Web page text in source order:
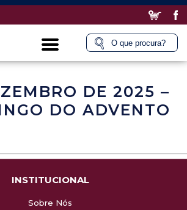
DE 2025 –
DO ADVENTO
INSTITUCIONAL
Sobre Nós